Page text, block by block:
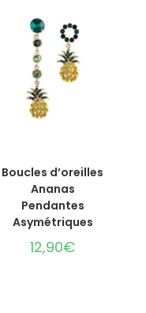
AJOUTER AU PANIER
Boucles d’oreilles
Ananas
Pendantes
Asymétriques
12,90€